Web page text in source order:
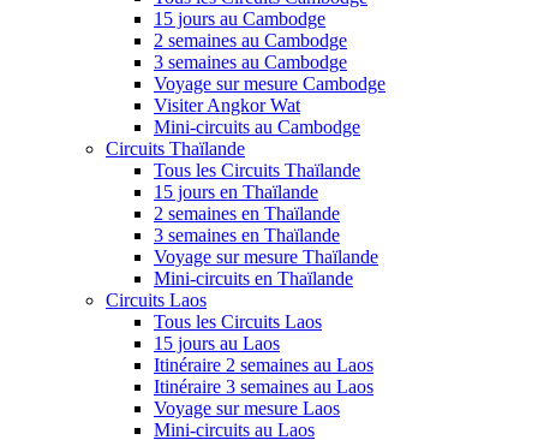
15 jours au Cambodge
2 semaines au Cambodge
3 semaines au Cambodge
Voyage sur mesure Cambodge
Visiter Angkor Wat
Mini-circuits au Cambodge
Circuits Thaïlande
Tous les Circuits Thaïlande
15 jours en Thaïlande
2 semaines en Thaïlande
3 semaines en Thaïlande
Voyage sur mesure Thaïlande
Mini-circuits en Thaïlande
Circuits Laos
Tous les Circuits Laos
15 jours au Laos
Itinéraire 2 semaines au Laos
Itinéraire 3 semaines au Laos
Voyage sur mesure Laos
Mini-circuits au Laos